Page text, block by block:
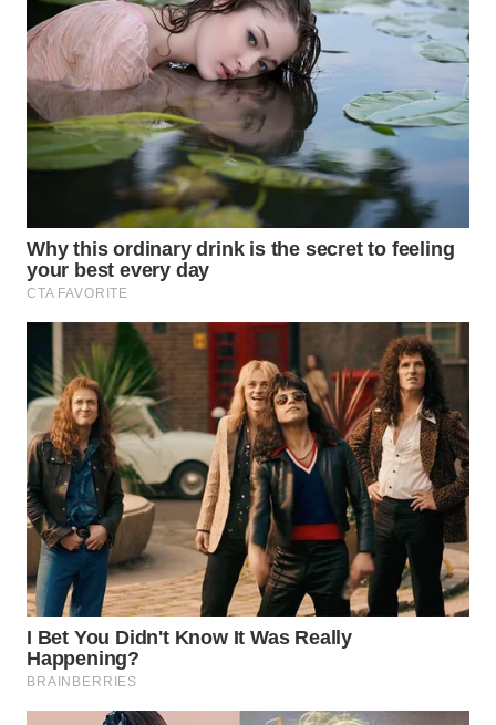
PAKPAK
WN
KARAWANG
WN
BEKASI
WN
BOGOR
DEPOK
WN
TAPANULI
UTARA
WN
SAMOSIR
WN
PADANG
LAWAS
WN
SUMEDANG